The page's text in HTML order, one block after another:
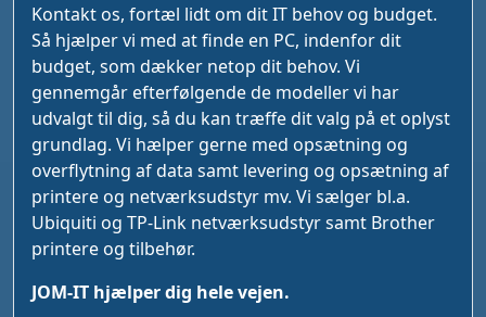
Kontakt os, fortæl lidt om dit IT behov og budget.
Så hjælper vi med at finde en PC, indenfor dit
budget, som dækker netop dit behov. Vi
gennemgår efterfølgende de modeller vi har
udvalgt til dig, så du kan træffe dit valg på et oplyst
grundlag. Vi hælper gerne med opsætning og
overflytning af data samt levering og opsætning af
printere og netværksudstyr mv. Vi sælger bl.a.
Ubiquiti og TP-Link netværksudstyr samt Brother
printere og tilbehør.
JOM-IT hjælper dig hele vejen.